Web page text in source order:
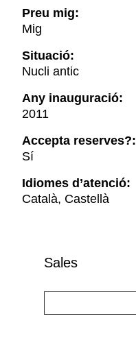
Preu mig:
Mig
Situació:
Nucli antic
Any inauguració:
2011
Accepta reserves?:
Sí
Idiomes d’atenció:
Català, Castellà
Sales